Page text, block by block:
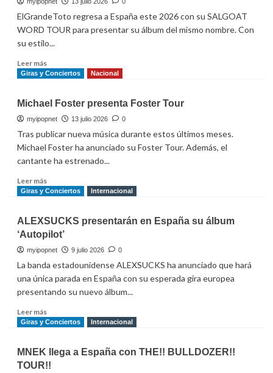
de
presentación
de
‘Amor
ElGrandeToto regresa a España este 2026 con su SALGOAT
WORD TOUR para presentar su álbum del mismo nombre. Con
su estilo...
Leer másLeer
más
vuelve
a
España
con
SALGOAT
TOUR
Giras y Conciertos Nacional
Michael Foster presenta Foster Tour
myipopnet 13 julio 2026 0
Tras publicar nueva música durante estos últimos meses.
Michael Foster ha anunciado su Foster Tour. Además, el
cantante ha estrenado...
Leer másLeer
más
Foster
presenta
Foster
Giras y Conciertos Internacional
ALEXSUCKS presentarán en España su álbum
‘Autopilot’
myipopnet 9 julio 2026 0
La banda estadounidense ALEXSUCKS ha anunciado que hará
una única parada en España con su esperada gira europea
presentando su nuevo álbum...
Leer másLeer
más
presentarán
en
Giras y Conciertos Internacional
MNEK llega a España con THE!! BULLDOZER!!
TOUR!!